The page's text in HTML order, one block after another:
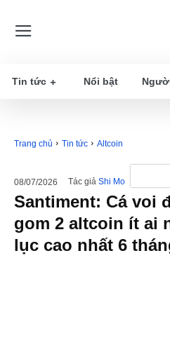
Tin tức Nổi bật
Trang chủ Tin tức Altcoin
08/07/2026 Tác giả Shi Mo
Santiment: Cá voi
gom 2 altcoin ít ai
lục cao nhất 6